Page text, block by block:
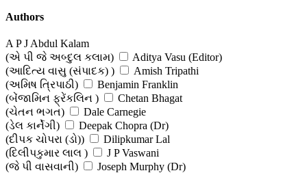
Authors
A P J Abdul Kalam
(એ પી જે અબ્દુલ કલામ)
Aditya Vasu (Editor)
(આદિત્ય વાસુ (સંપાદક) )
Amish Tripathi
(અમિષ ત્રિપાઠી)
Benjamin Franklin
(બેંજામિન ફ્રેંકલિન )
Chetan Bhagat
(ચેતન ભગત)
Dale Carnegie
(ડેલ કાર્નેગી)
Deepak Chopra (Dr)
(દીપક ચોપરા (ડો))
Dilipkumar Lal
(દિલીપકુમાર લાલ )
J P Vaswani
(જે પી વાસવાની)
Joseph Murphy (Dr)